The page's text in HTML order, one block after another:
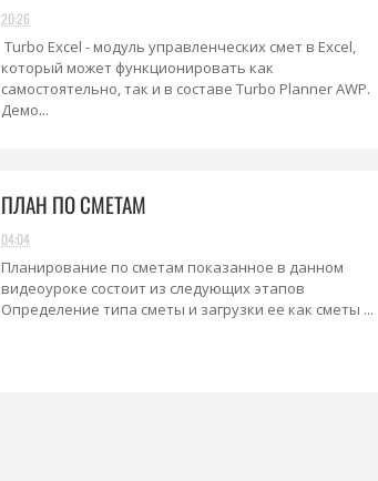
20:26
Turbo Excel - модуль управленческих смет в Excel,
который может функционировать как
самостоятельно, так и в составе Turbo Planner AWP.
Демо...
ПЛАН ПО СМЕТАМ
04:04
Планирование по сметам показанное в данном
видеоуроке состоит из следующих этапов
Определение типа сметы и загрузки ее как сметы ...